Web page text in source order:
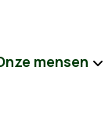
mensen